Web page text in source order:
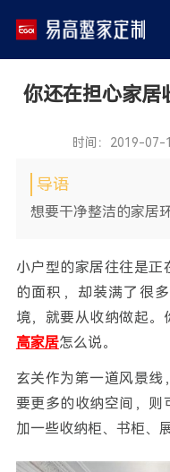
你还在担心家居
时间：2019-
导语
想要干净整洁的家居
小户型的家居往往是正
的面积，却装满了很
境，就要从收纳做起
高家居怎么说。
玄关作为第一道风景
要更多的收纳空间，则
加一些收纳柜、书柜、